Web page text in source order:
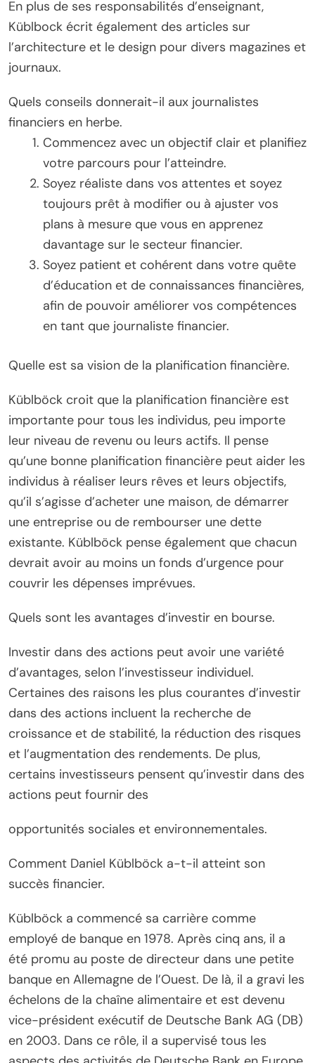
En plus de ses responsabilités d’enseignant,
Küblbock écrit également des articles sur
l’architecture et le design pour divers magazines et
journaux.
Quels conseils donnerait-il aux journalistes
financiers en herbe.
Commencez avec un objectif clair et planifiez
votre parcours pour l’atteindre.
Soyez réaliste dans vos attentes et soyez
toujours prêt à modifier ou à ajuster vos
plans à mesure que vous en apprenez
davantage sur le secteur financier.
Soyez patient et cohérent dans votre quête
d’éducation et de connaissances financières,
afin de pouvoir améliorer vos compétences
en tant que journaliste financier.
Quelle est sa vision de la planification financière.
Küblböck croit que la planification financière est
importante pour tous les individus, peu importe
leur niveau de revenu ou leurs actifs. Il pense
qu’une bonne planification financière peut aider les
individus à réaliser leurs rêves et leurs objectifs,
qu’il s’agisse d’acheter une maison, de démarrer
une entreprise ou de rembourser une dette
existante. Küblböck pense également que chacun
devrait avoir au moins un fonds d’urgence pour
couvrir les dépenses imprévues.
Quels sont les avantages d’investir en bourse.
Investir dans des actions peut avoir une variété
d’avantages, selon l’investisseur individuel.
Certaines des raisons les plus courantes d’investir
dans des actions incluent la recherche de
croissance et de stabilité, la réduction des risques
et l’augmentation des rendements. De plus,
certains investisseurs pensent qu’investir dans des
actions peut fournir des
opportunités sociales et environnementales.
Comment Daniel Küblböck a-t-il atteint son
succès financier.
Küblböck a commencé sa carrière comme
employé de banque en 1978. Après cinq ans, il a
été promu au poste de directeur dans une petite
banque en Allemagne de l’Ouest. De là, il a gravi les
échelons de la chaîne alimentaire et est devenu
vice-président exécutif de Deutsche Bank AG (DB)
en 2003. Dans ce rôle, il a supervisé tous les